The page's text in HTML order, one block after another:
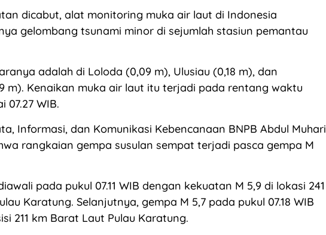
dicabut, alat monitoring muka air laut di Indonesia
gelombang tsunami minor di sejumlah stasiun pemantau
adalah di Loloda (0,09 m), Ulusiau (0,18 m), dan
m). Kenaikan muka air laut itu terjadi pada rentang waktu
07.27 WIB.
Informasi, dan Komunikasi Kebencanaan BNPB Abdul Muhari
rangkaian gempa susulan sempat terjadi pasca gempa M
pada pukul 07.11 WIB dengan kekuatan M 5,9 di lokasi 241
Karatung. Selanjutnya, gempa M 5,7 pada pukul 07.18 WIB
211 km Barat Laut Pulau Karatung.